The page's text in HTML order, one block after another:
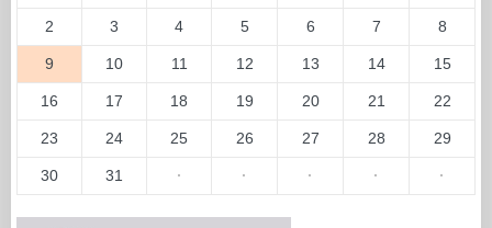
2 3 4 5 6 7 8
9 10 11 12 13 14 15
16 17 18 19 20 21 22
23 24 25 26 27 28 29
30 31 · · · · ·